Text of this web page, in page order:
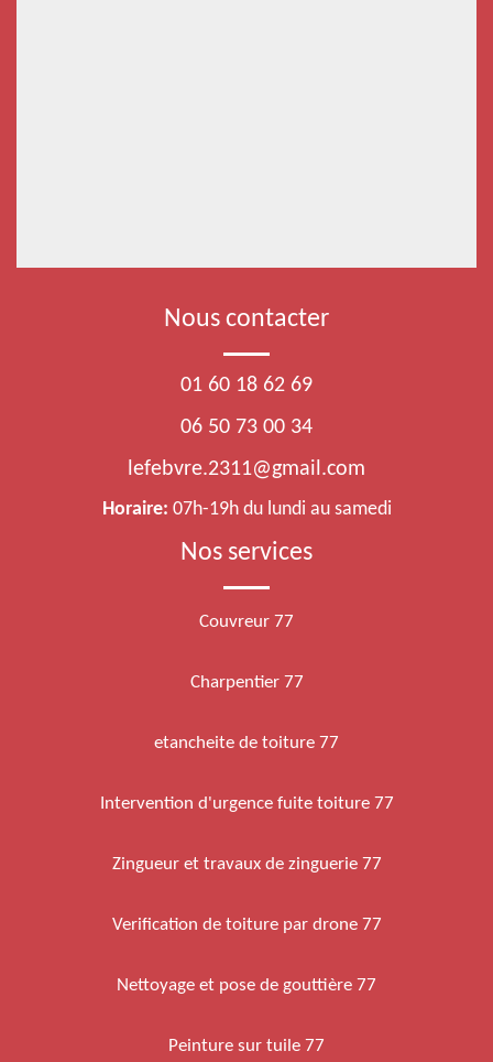
Nous contacter
01 60 18 62 69
06 50 73 00 34
lefebvre.2311@gmail.com
Horaire: 07h-19h du lundi au samedi
Nos services
Couvreur 77
Charpentier 77
etancheite de toiture 77
Intervention d'urgence fuite toiture 77
Zingueur et travaux de zinguerie 77
Verification de toiture par drone 77
Nettoyage et pose de gouttière 77
Peinture sur tuile 77